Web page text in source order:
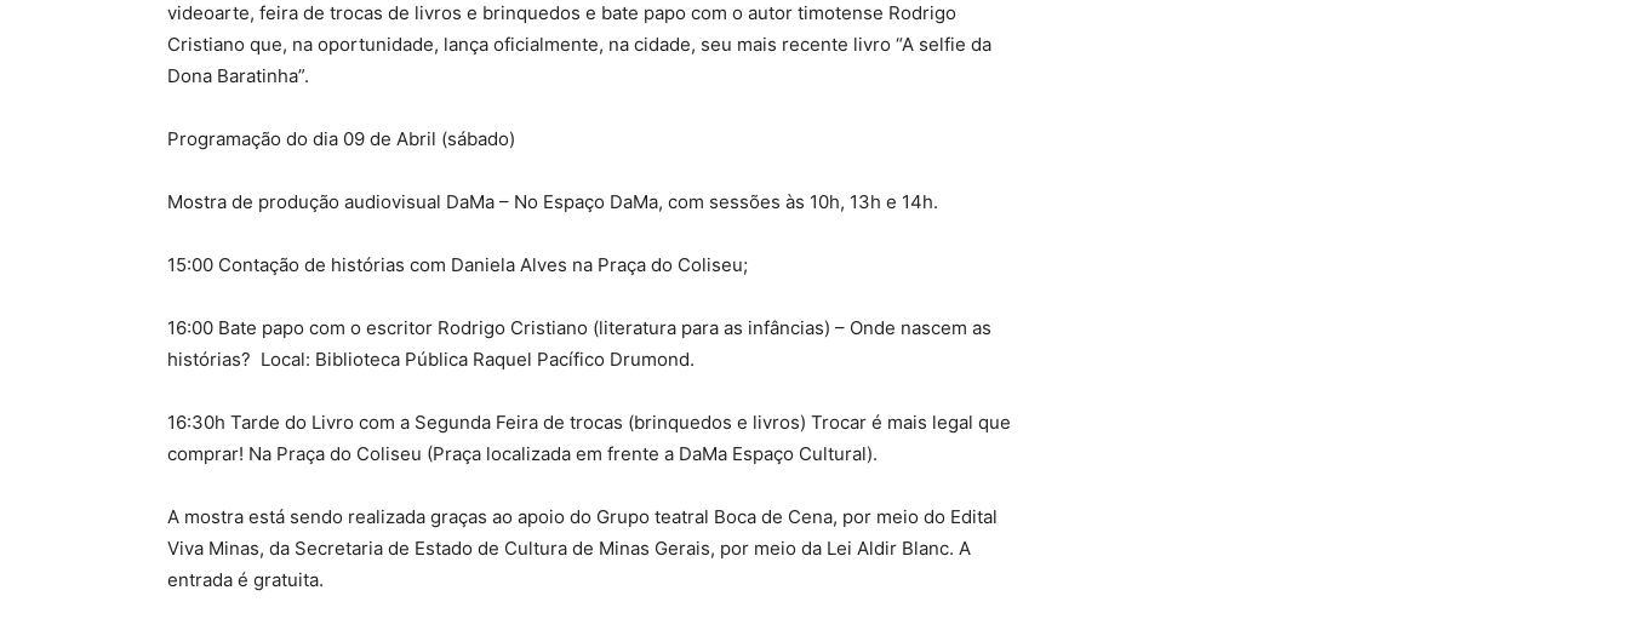
videoarte, feira de trocas de livros e brinquedos e bate papo com o autor timotense Rodrigo
Cristiano que, na oportunidade, lança oficialmente, na cidade, seu mais recente livro “A selfie da
Dona Baratinha”.
Programação do dia 09 de Abril (sábado)
Mostra de produção audiovisual DaMa – No Espaço DaMa, com sessões às 10h, 13h e 14h.
15:00 Contação de histórias com Daniela Alves na Praça do Coliseu;
16:00 Bate papo com o escritor Rodrigo Cristiano (literatura para as infâncias) – Onde nascem as
histórias? Local: Biblioteca Pública Raquel Pacífico Drumond.
16:30h Tarde do Livro com a Segunda Feira de trocas (brinquedos e livros) Trocar é mais legal que
comprar! Na Praça do Coliseu (Praça localizada em frente a DaMa Espaço Cultural).
A mostra está sendo realizada graças ao apoio do Grupo teatral Boca de Cena, por meio do Edital
Viva Minas, da Secretaria de Estado de Cultura de Minas Gerais, por meio da Lei Aldir Blanc. A
entrada é gratuita.